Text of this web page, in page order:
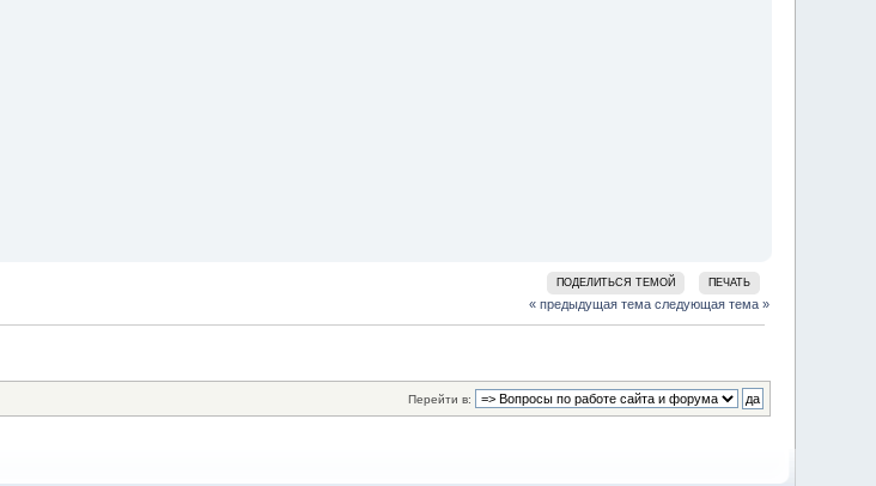
ПОДЕЛИТЬСЯ ТЕМОЙ ПЕЧАТЬ
« предыдущая тема следующая тема »
Перейти в: